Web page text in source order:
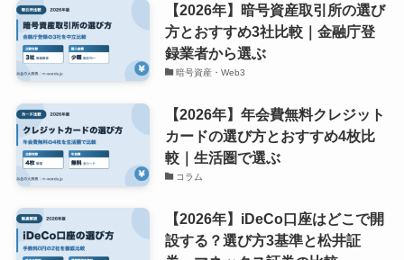
【2026年】暗号資産取引所の選び
方とおすすめ3社比較｜金融庁登
録業者から選ぶ
暗号資産・Web3
【2026年】年会費無料クレジット
カードの選び方とおすすめ4枚比
較｜生活圏で選ぶ
コラム
【2026年】iDeCo口座はどこで開
設する？選び方3基準と松井証